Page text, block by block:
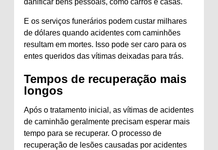
danificar bens pessoais, como carros e casas.
E os serviços funerários podem custar milhares
de dólares quando acidentes com caminhões
resultam em mortes. Isso pode ser caro para os
entes queridos das vítimas deixadas para trás.
Tempos de recuperação mais
longos
Após o tratamento inicial, as vítimas de acidentes
de caminhão geralmente precisam esperar mais
tempo para se recuperar. O processo de
recuperação de lesões causadas por acidentes